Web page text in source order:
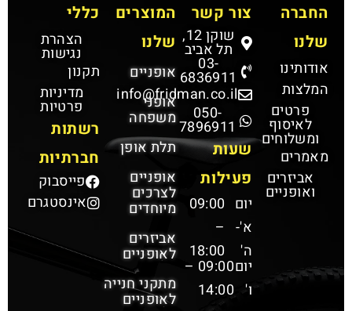
החברה
שלנו
אודותינו
המלצות
פרטים
לאיסוף
ומשלוחים
מאמרים
אביזרים
ואופניים
צור קשר
שוקן 12,
תל אביב
03-
6836911
info@fridman.co.il
050-
7896911
שעות
פעילות
יום
א'-
ה'
09:00
–
18:00
יום
ו'
09:00 –
14:00
המוצרים
שלנו
אופניים
אופני
משפחה
תלת אופן
אופניים
לצרכים
מיוחדים
אביזרים
לאופניים
מתקני חנייה
לאופניים
כללי
הצהרת
נגישות
תקנון
מדיניות
פרטיות
רשתות
חברתיות
פייסבוק
אינסטגרם